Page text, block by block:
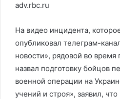
adv.rbc.ru
На видео инцидента,
опубликовал телеграм-
новости», рядовой во
назвал подготовку бойцов
военной операции на
учений и строя», заявил,